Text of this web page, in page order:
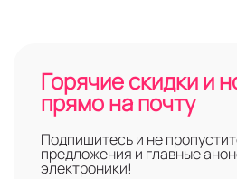
Горячие скидки и
прямо на почту
Подпишитесь и не
предложения и главные
электроники!